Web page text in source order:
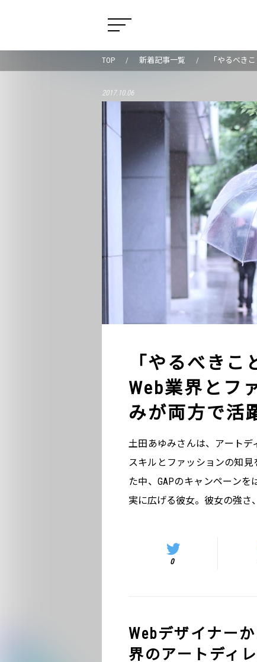
TOP 新着記事一覧 「やるべき
2017.10.06
「やるべきこ
Web業界とフ
みが両方で活
土田あゆみさんは、アートデ
スキルとファッションの知
た中、GAPのキャンペーン
実に広げる彼女。彼女の強さ
0
Webデザイナー
界のアートディ